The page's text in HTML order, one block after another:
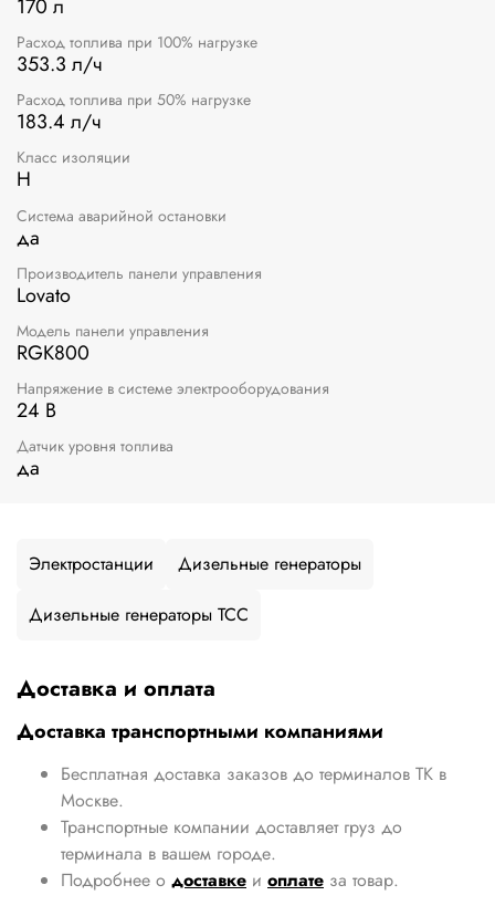
170 л
Расход топлива при 100% нагрузке
353.3 л/ч
Расход топлива при 50% нагрузке
183.4 л/ч
Класс изоляции
H
Система аварийной остановки
да
Производитель панели управления
Lovato
Модель панели управления
RGK800
Напряжение в системе электрооборудования
24 В
Датчик уровня топлива
да
Электростанции
Дизельные генераторы
Дизельные генераторы ТСС
Доставка и оплата
Доставка транспортными компаниями
Бесплатная доставка заказов до терминалов ТК в
Москве.
Транспортные компании доставляет груз до
терминала в вашем городе.
Подробнее о доставке и оплате за товар.